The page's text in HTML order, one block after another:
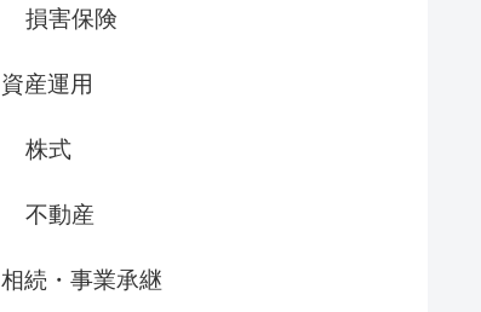
損害保険
資産運用
株式
不動産
相続・事業承継